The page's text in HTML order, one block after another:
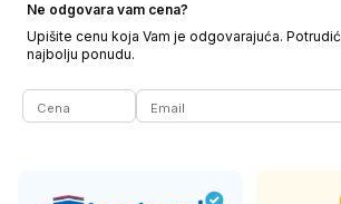
Ne odgovara vam cena?
Upišite cenu koja Vam je odgovarajuća.
najbolju ponudu.